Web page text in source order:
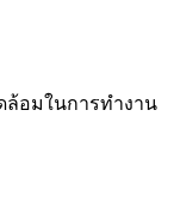
อมในการทำงาน